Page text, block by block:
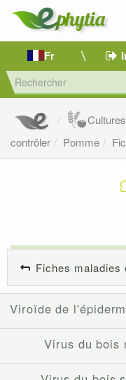
Fr
contrôler
Pomme
Fiches maladies
Viroïde de
Virus du bois